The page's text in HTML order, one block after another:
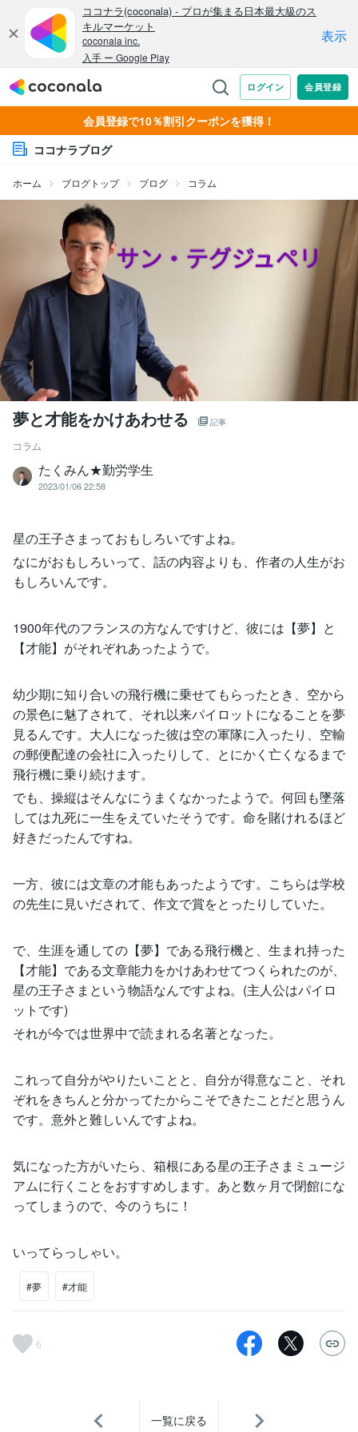
会員登録で10％割引クーポンを獲得！
ココナラブログ
ホーム ブログトップ ブログ コラム
夢と才能をかけあわせる 記事
コラム
たくみん★勤労学生
2023/01/06 22:58
星の王子さまっておもしろいですよね。
なにがおもしろいって、話の内容よりも、作者の人生がお
もしろいんです。
1900年代のフランスの方なんですけど、彼には【夢】と
【才能】がそれぞれあったようで。
幼少期に知り合いの飛行機に乗せてもらったとき、空から
の景色に魅了されて、それ以来パイロットになることを夢
見るんです。大人になった彼は空の軍隊に入ったり、空輸
の郵便配達の会社に入ったりして、とにかく亡くなるまで
飛行機に乗り続けます。
でも、操縦はそんなにうまくなかったようで。何回も墜落
しては九死に一生をえていたそうです。命を賭けれるほど
好きだったんですね。
一方、彼には文章の才能もあったようです。こちらは学校
の先生に見いだされて、作文で賞をとったりしていた。
で、生涯を通しての【夢】である飛行機と、生まれ持った
【才能】である文章能力をかけあわせてつくられたのが、
星の王子さまという物語なんですよね。(主人公はパイロ
ットです)
それが今では世界中で読まれる名著となった。
これって自分がやりたいことと、自分が得意なこと、それ
ぞれをきちんと分かってたからこそできたことだと思うん
です。意外と難しいんですよね。
気になった方がいたら、箱根にある星の王子さまミュージ
アムに行くことをおすすめします。あと数ヶ月で閉館にな
ってしまうので、今のうちに！
いってらっしゃい。
#夢 #才能
6
一覧に戻る